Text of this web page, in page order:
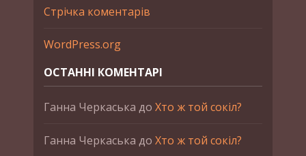
Стрічка коментарів
WordPress.org
ОСТАННІ КОМЕНТАРІ
Ганна Черкаська до Хто ж той сокіл?
Ганна Черкаська до Хто ж той сокіл?